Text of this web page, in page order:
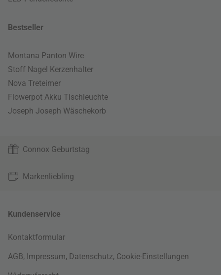
Bestseller
Montana Panton Wire
Stoff Nagel Kerzenhalter
Nova Treteimer
Flowerpot Akku Tischleuchte
Joseph Joseph Wäschekorb
Connox Geburtstag
Markenliebling
Kundenservice
Kontaktformular
AGB, Impressum, Datenschutz, Cookie-Einstellungen